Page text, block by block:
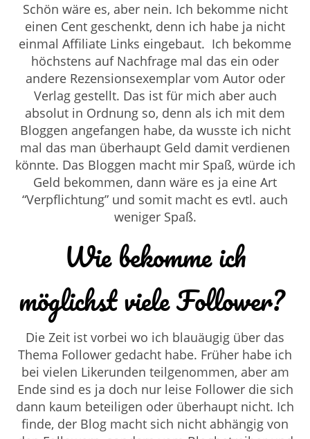
Schön wäre es, aber nein. Ich bekomme nicht
einen Cent geschenkt, denn ich habe ja nicht
einmal Affiliate Links eingebaut. Ich bekomme
höchstens auf Nachfrage mal das ein oder
andere Rezensionsexemplar vom Autor oder
Verlag gestellt. Das ist für mich aber auch
absolut in Ordnung so, denn als ich mit dem
Bloggen angefangen habe, da wusste ich nicht
mal das man überhaupt Geld damit verdienen
könnte. Das Bloggen macht mir Spaß, würde ich
Geld bekommen, dann wäre es ja eine Art
“Verpflichtung” und somit macht es evtl. auch
weniger Spaß.
Wie bekomme ich
möglichst viele Follower?
Die Zeit ist vorbei wo ich blauäugig über das
Thema Follower gedacht habe. Früher habe ich
bei vielen Likerunden teilgenommen, aber am
Ende sind es ja doch nur leise Follower die sich
dann kaum beteiligen oder überhaupt nicht. Ich
finde, der Blog macht sich nicht abhängig von